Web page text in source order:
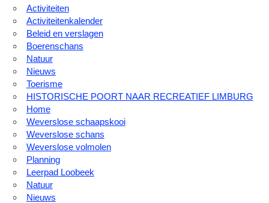
Activiteiten
Activiteitenkalender
Beleid en verslagen
Boerenschans
Natuur
Nieuws
Toerisme
HISTORISCHE POORT NAAR RECREATIEF LIMBURG
Home
Weverslose schaapskooi
Weverslose schans
Weverslose volmolen
Planning
Leerpad Loobeek
Natuur
Nieuws